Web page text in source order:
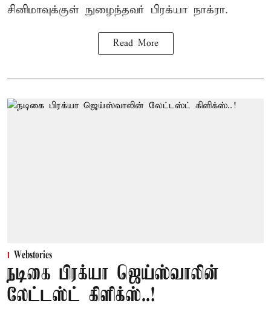
சினிமாவுக்குள் நுழைந்தவர் பிரக்யா நாக்ரா.
Read More
Webstories
நடிகை பிரக்யா ஜெய்ஸ்வாலின்
லேட்டஸ்ட் கிளிக்ஸ்..!